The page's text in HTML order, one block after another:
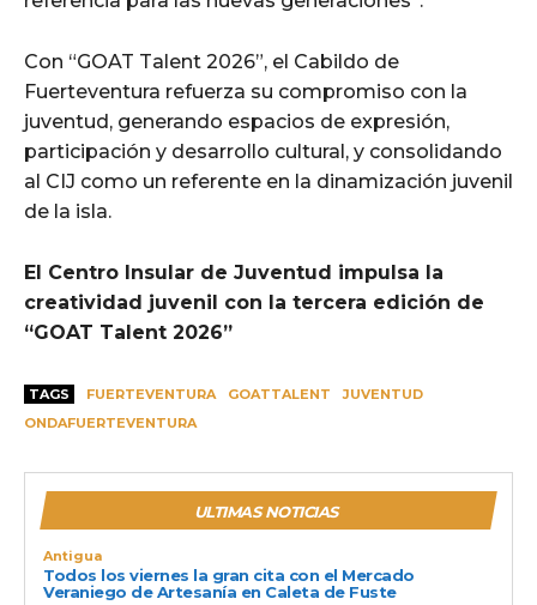
Con “GOAT Talent 2026”, el Cabildo de
Fuerteventura refuerza su compromiso con la
juventud, generando espacios de expresión,
participación y desarrollo cultural, y consolidando
al CIJ como un referente en la dinamización juvenil
de la isla.
El Centro Insular de Juventud impulsa la
creatividad juvenil con la tercera edición de
“GOAT Talent 2026”
TAGS FUERTEVENTURA GOATTALENT
JUVENTUD
ONDAFUERTEVENTURA
ULTIMAS NOTICIAS
Antigua
Todos los viernes la gran cita con el Mercado
Veraniego de Artesanía en Caleta de Fuste